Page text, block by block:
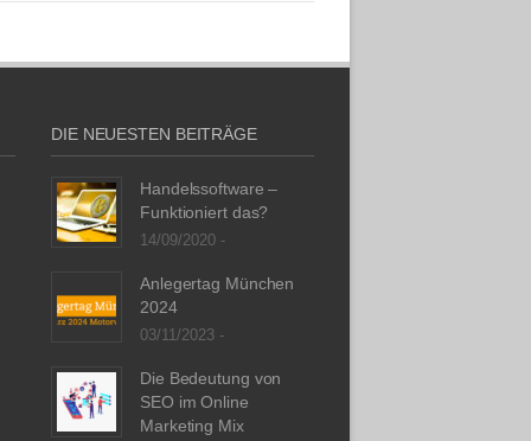
DIE NEUESTEN BEITRÄGE
Handelssoftware –
Funktioniert das?
14/09/2020 -
Anlegertag München
2024
03/11/2023 -
Die Bedeutung von
SEO im Online
Marketing Mix